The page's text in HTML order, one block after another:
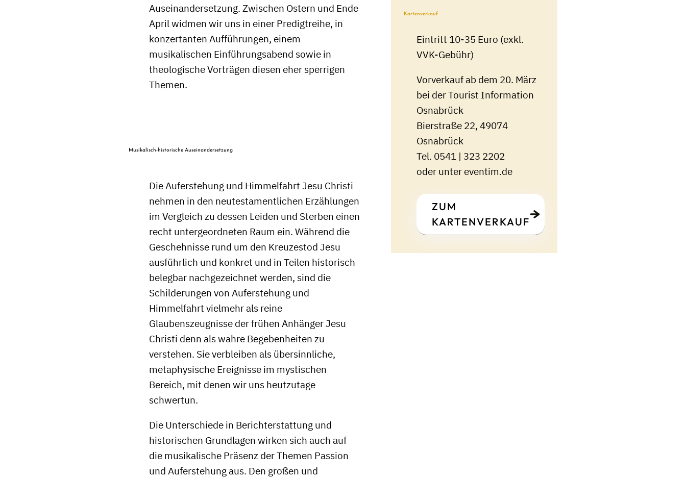
Auseinandersetzung. Zwischen Ostern und Ende
April widmen wir uns in einer Predigtreihe, in
konzertanten Aufführungen, einem
musikalischen Einführungsabend sowie in
theologische Vorträgen diesen eher sperrigen
Themen.
Musikalisch-historische Auseinandersetzung
Die Auferstehung und Himmelfahrt Jesu Christi
nehmen in den neutestamentlichen Erzählungen
im Vergleich zu dessen Leiden und Sterben einen
recht untergeordneten Raum ein. Während die
Geschehnisse rund um den Kreuzestod Jesu
ausführlich und konkret und in Teilen historisch
belegbar nachgezeichnet werden, sind die
Schilderungen von Auferstehung und
Himmelfahrt vielmehr als reine
Glaubenszeugnisse der frühen Anhänger Jesu
Christi denn als wahre Begebenheiten zu
verstehen. Sie verbleiben als übersinnliche,
metaphysische Ereignisse im mystischen
Bereich, mit denen wir uns heutzutage
schwertun.
Die Unterschiede in Berichterstattung und
historischen Grundlagen wirken sich auch auf
die musikalische Präsenz der Themen Passion
und Auferstehung aus. Den großen und
Kartenverkauf
Eintritt 10-35 Euro (exkl.
VVK-Gebühr)
Vorverkauf ab dem 20. März
bei der Tourist Information
Osnabrück
Bierstraße 22, 49074
Osnabrück
Tel. 0541 | 323 2202
oder unter eventim.de
ZUM
KARTENVERKAUF